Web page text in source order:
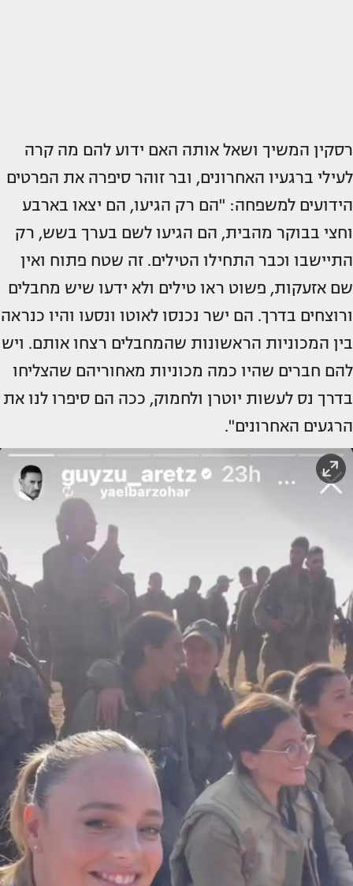
רסקין המשיך ושאל אותה האם ידוע להם מה קרה
לעילי ברגעיו האחרונים, ובר זוהר סיפרה את הפרטים
הידועים למשפחה: "הם רק הגיעו, הם יצאו בארבע
וחצי בבוקר מהבית, הם הגיעו לשם בערך בשש, רק
התיישבו וכבר התחילו הטילים. זה שטח פתוח ואין
שם אזעקות, פשוט ראו טילים ולא ידעו שיש מחבלים
ורוצחים בדרך. הם ישר נכנסו לאוטו ונסעו והיו כנראה
בין המכוניות הראשונות שהמחבלים רצחו אותם. ויש
להם חברים שהיו כמה מכוניות מאחוריהם שהצליחו
בדרך נס לעשות יוטרן ולחמוק, ככה הם סיפרו לנו את
הרגעים האחרונים".